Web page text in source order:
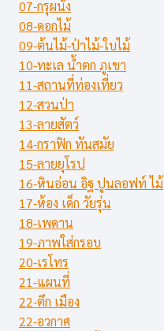
07-กรุผนัง
08-ดอกไม้
09-ต้นไม้-ป่าไม้-ใบไม้
10-ทะเล น้ำตก ภูเขา
11-สถานที่ท่องเที่ยว
12-สวนป่า
13-ลายสัตว์
14-กราฟิก ทันสมัย
15-ลายยุโรป
16-หินอ่อน อิฐ ปูนลอฟท์ ไม้
17-ห้อง เด็ก วัยรุ่น
18-เพดาน
19-ภาพใส่กรอบ
20-เรโทร
21-แผนที่
22-ตึก เมือง
22-อวกาศ